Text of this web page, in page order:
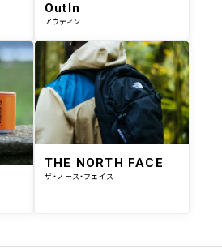
OutIn
アウティン
THE NORTH FACE
ザ・ノース・フェイス